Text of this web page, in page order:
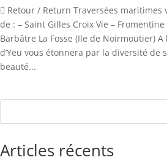
 Retour / Return Traversées maritimes
de : – Saint Gilles Croix Vie –
Barbâtre La Fosse (Ile de Noirmoutier)
d’Yeu vous étonnera par la diversité de
beauté...
Articles récents